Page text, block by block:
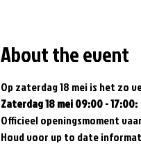
About the event
Op zaterdag 18 mei is het zo
Zaterdag 18 mei 09:00 - 17:00:
Officieel openingsmoment
Houd voor up to date